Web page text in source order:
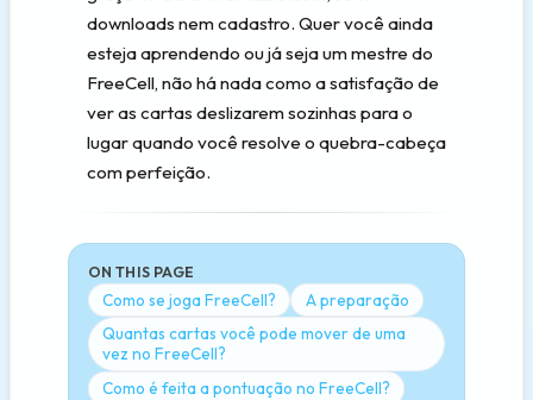
downloads nem cadastro. Quer você ainda
esteja aprendendo ou já seja um mestre do
FreeCell, não há nada como a satisfação de
ver as cartas deslizarem sozinhas para o
lugar quando você resolve o quebra-cabeça
com perfeição.
ON THIS PAGE
Como se joga FreeCell?
A preparação
Quantas cartas você pode mover de uma
vez no FreeCell?
Como é feita a pontuação no FreeCell?